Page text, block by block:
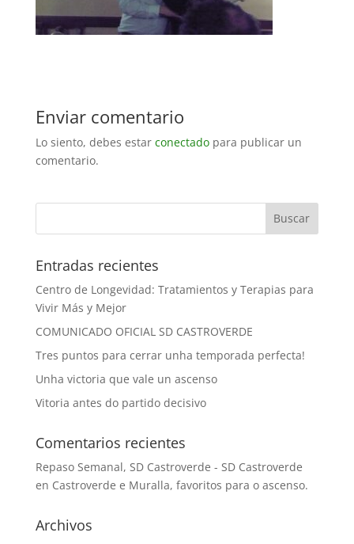
Enviar comentario
Lo siento, debes estar conectadopara publicar un
comentario.
Entradas recientes
Centro de Longevidad: Tratamientos y Terapias para
Vivir Más y Mejor
COMUNICADO OFICIAL SD CASTROVERDE
Tres puntos para cerrar unha temporada perfecta!
Unha victoria que vale un ascenso
Vitoria antes do partido decisivo
Comentarios recientes
Repaso Semanal, SD Castroverde - SD Castroverde
en Castroverde e Muralla, favoritos para o ascenso.
Archivos